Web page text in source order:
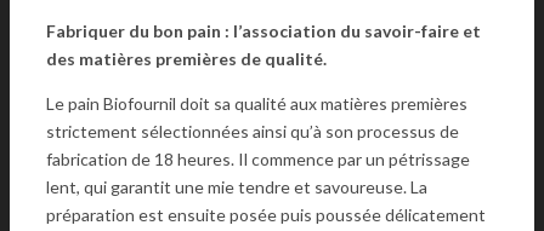
Fabriquer du bon pain : l’association du savoir-faire et
des matières premières de qualité.
Le pain Biofournil doit sa qualité aux matières premières
strictement sélectionnées ainsi qu’à son processus de
fabrication de 18 heures. Il commence par un pétrissage
lent, qui garantit une mie tendre et savoureuse. La
préparation est ensuite posée puis poussée délicatement